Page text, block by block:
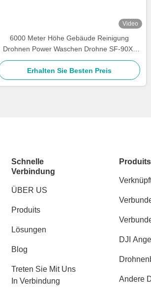
Video
6000 Meter Höhe Gebäude Reinigung
Drohnen Power Waschen Drohne SF-90X-
150 Kitefly
Erhalten Sie Besten Preis
Schnelle
Verbindung
ÜBER US
Produits
Lösungen
Blog
Treten Sie Mit Uns
In Verbindung
Produits
DJI
Andere